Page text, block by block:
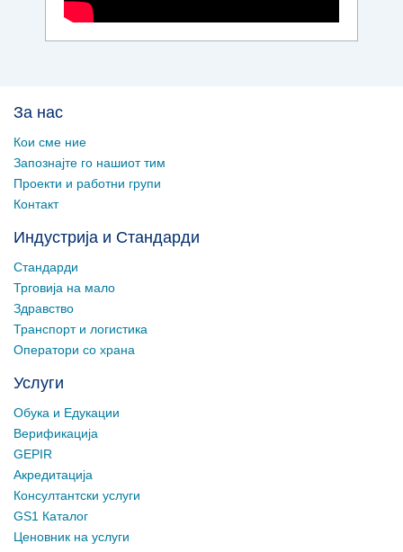
За нас
Кои сме ние
Запознајте го нашиот тим
Проекти и работни групи
Контакт
Индустрија и Стандарди
Стандарди
Трговија на мало
Здравство
Транспорт и логистика
Оператори со храна
Услуги
Обука и Едукации
Верификација
GEPIR
Акредитација
Консултантски услуги
GS1 Каталог
Ценовник на услуги